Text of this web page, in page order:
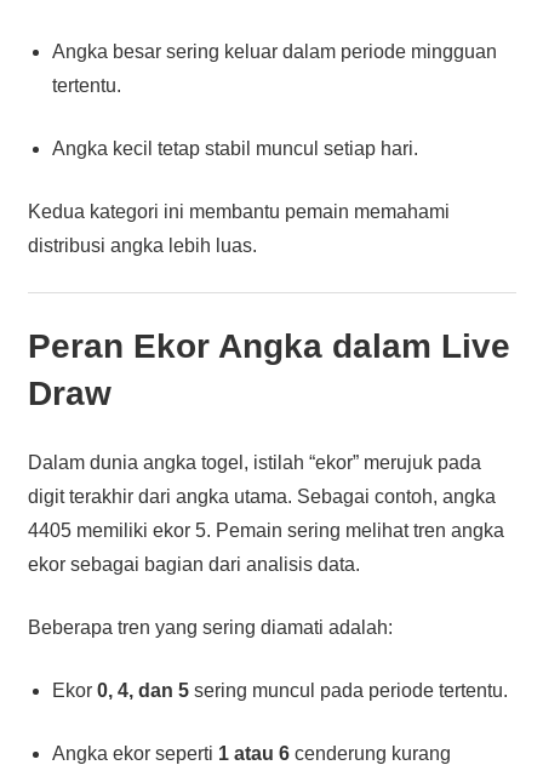
Angka besar sering keluar dalam periode mingguan
tertentu.
Angka kecil tetap stabil muncul setiap hari.
Kedua kategori ini membantu pemain memahami
distribusi angka lebih luas.
Peran Ekor Angka dalam Live
Draw
Dalam dunia angka togel, istilah “ekor” merujuk pada
digit terakhir dari angka utama. Sebagai contoh, angka
4405 memiliki ekor 5. Pemain sering melihat tren angka
ekor sebagai bagian dari analisis data.
Beberapa tren yang sering diamati adalah:
Ekor 0, 4, dan 5sering muncul pada periode tertentu.
Angka ekor seperti 1 atau 6cenderung kurang